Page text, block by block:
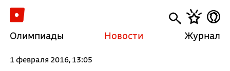
Олимпиады Новости Журнал
1 февраля 2016, 13:05